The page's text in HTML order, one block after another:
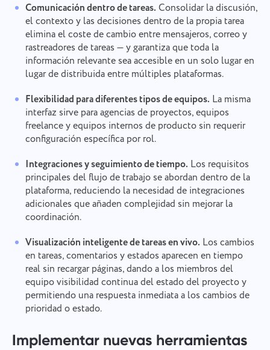
Comunicación dentro de tareas. Consolidar la discusión,
el contexto y las decisiones dentro de la propia tarea
elimina el coste de cambio entre mensajeros, correo y
rastreadores de tareas — y garantiza que toda la
información relevante sea accesible en un solo lugar en
lugar de distribuida entre múltiples plataformas.
Flexibilidad para diferentes tipos de equipos. La misma
interfaz sirve para agencias de proyectos, equipos
freelance y equipos internos de producto sin requerir
configuración específica por rol.
Integraciones y seguimiento de tiempo. Los requisitos
principales del flujo de trabajo se abordan dentro de la
plataforma, reduciendo la necesidad de integraciones
adicionales que añaden complejidad sin mejorar la
coordinación.
Visualización inteligente de tareas en vivo. Los cambios
en tareas, comentarios y estados aparecen en tiempo
real sin recargar páginas, dando a los miembros del
equipo visibilidad continua del estado del proyecto y
permitiendo una respuesta inmediata a los cambios de
prioridad o estado.
Implementar nuevas herramientas